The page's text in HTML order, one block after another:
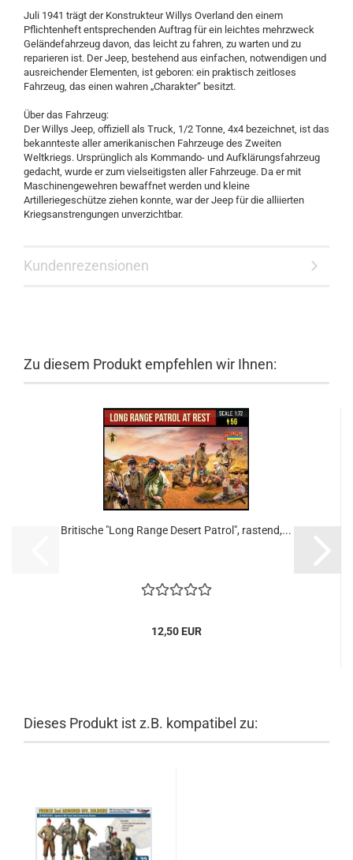
Juli 1941 trägt der Konstrukteur Willys Overland den einem
Pflichtenheft entsprechenden Auftrag für ein leichtes mehrzweck
Geländefahrzeug davon, das leicht zu fahren, zu warten und zu
reparieren ist. Der Jeep, bestehend aus einfachen, notwendigen und
ausreichender Elementen, ist geboren: ein praktisch zeitloses
Fahrzeug, das einen wahren „Charakter“ besitzt.
Über das Fahrzeug:
Der Willys Jeep, offiziell als Truck, 1/2 Tonne, 4x4 bezeichnet, ist das
bekannteste aller amerikanischen Fahrzeuge des Zweiten
Weltkriegs. Ursprünglich als Kommando- und Aufklärungsfahrzeug
gedacht, wurde er zum vielseitigsten aller Fahrzeuge. Da er mit
Maschinengewehren bewaffnet werden und kleine
Artilleriegeschütze ziehen konnte, war der Jeep für die alliierten
Kriegsanstrengungen unverzichtbar.
Kundenrezensionen
Zu diesem Produkt empfehlen wir Ihnen:
Britische "Long Range Desert Patrol", rastend,...
12,50 EUR
Dieses Produkt ist z.B. kompatibel zu: